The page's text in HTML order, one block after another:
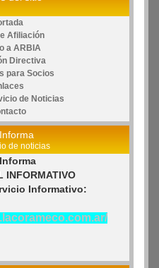
Afiliación
a ARBIA
Directiva
para Socios
de Noticias
de noticias
INFORMATIVO
Informativo: